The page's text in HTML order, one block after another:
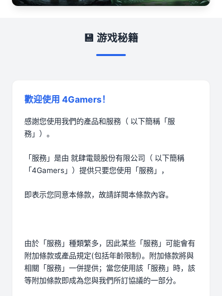
💾 游戏秘籍
歡迎使用 4Gamers！
感謝您使用我們的產品和服務（ 以下簡稱「服
務」）。
「服務」是由 就肆電競股份有限公司（ 以下簡稱
「4Gamers」）提供只要您使用「服務」，
即表示您同意本條款，故請詳閱本條款內容。
由於「服務」種類繁多，因此某些「服務」可能會有
附加條款或產品規定(包括年齡限制)。附加條款將與
相關「服務」一併提供；當您使用該「服務」時，該
等附加條款即成為您與我們所訂協議的一部分。